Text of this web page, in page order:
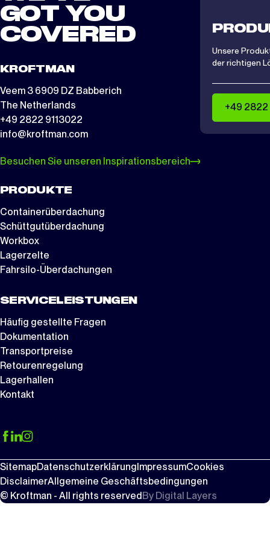
GOT YOU
COVERED
KROFTMAN
Veem 3 6909 DZ Babberich
The Netherlands
+49 2822 9113022
info@kroftman.com
Besuchen Sie unseren Inspirationsbereich
PRODUKTE
Containerüberdachung
Schüttgutüberdachung
Workbox
Lagerzelte
Fahrsilo-Überdachungen
SERVICELEISTUNGEN
Häufig gestellte Fragen
Dokumentation
Transportpreise
Retourenregelung
Lagerhallen
Kontakt
Unsere
der richtigen
+49 2822
SitemapDatenschutzerklärungImpressumCookies
DisclaimerAllgemeine Geschäftsbedingungen
© Kroftman - All rights reservedBy Digital Layers